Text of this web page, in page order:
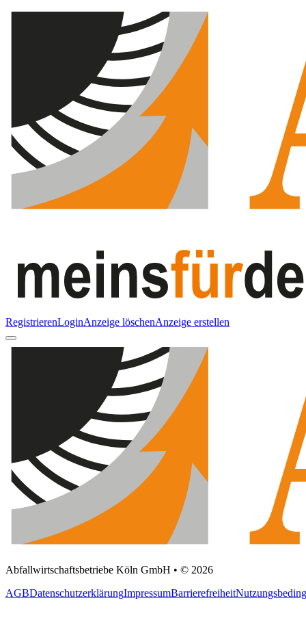
RegistrierenLoginAnzeige löschenAnzeige erstellen
Abfallwirtschaftsbetriebe Köln GmbH • © 2026
AGBDatenschutzerklärungImpressumBarrierefreiheit